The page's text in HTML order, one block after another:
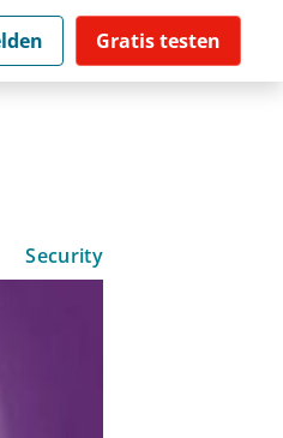
Gratis testen
Security